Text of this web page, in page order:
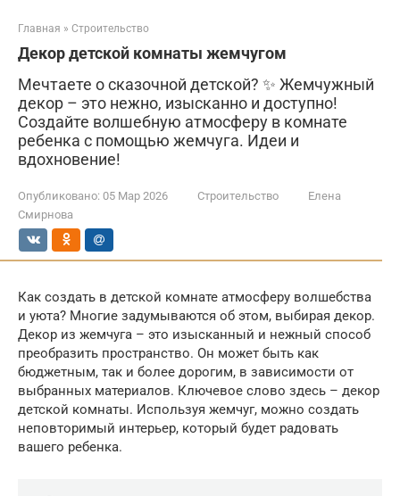
Главная » Строительство
Декор детской комнаты жемчугом
Мечтаете о сказочной детской? ✨ Жемчужный
декор – это нежно, изысканно и доступно!
Создайте волшебную атмосферу в комнате
ребенка с помощью жемчуга. Идеи и
вдохновение!
Опубликовано: 05 Мар 2026 Строительство
Елена
Смирнова
Как создать в детской комнате атмосферу волшебства
и уюта? Многие задумываются об этом, выбирая декор.
Декор из жемчуга – это изысканный и нежный способ
преобразить пространство. Он может быть как
бюджетным, так и более дорогим, в зависимости от
выбранных материалов. Ключевое слово здесь – декор
детской комнаты. Используя жемчуг, можно создать
неповторимый интерьер, который будет радовать
вашего ребенка.